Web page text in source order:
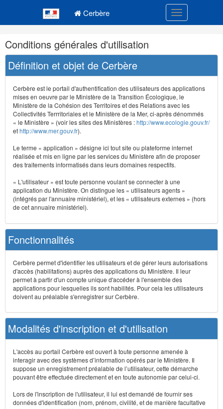
Cerbère Toggle
Navigation
et
outils
annexes
Conditions générales d'utilisation
Définition et objet de Cerbère
Cerbère est le portail d'authentification des utilisateurs des applications
mises en oeuvre par le Ministère de la Transition Écologique, le
Ministère de la Cohésion des Territoires et des Relations avec les
Collectivités Terrritoriales et le Ministère de la Mer, ci-après dénommés
« le Ministère » (voir les sites des Ministères :http://www.ecologie.gouv.fr/
ethttp://www.mer.gouv.fr).
Le terme « application » désigne ici tout site ou plateforme internet
réalisée et mis en ligne par les services du Ministère afin de proposer
des traitements informatisés dans leurs domaines respectifs.
« L'utilisateur » est toute personne voulant se connecter à une
application du Ministère. On distingue les « utilisateurs agents »
(intégrés par l'annuaire ministériel), et les « utilisateurs externes » (hors
de cet annuaire ministériel).
Fonctionnalités
Cerbère permet d'identifier les utilisateurs et de gérer leurs autorisations
d'accès (habilitations) auprès des applications du Ministère. Il leur
permet à partir d'un compte unique d'accéder à l'ensemble des
applications pour lesquelles ils sont habilités. Pour cela les utilisateurs
doivent au préalable s'enregistrer sur Cerbère.
Modalités d'inscription et d'utilisation
L'accès au portail Cerbère est ouvert à toute personne amenée à
interagir avec des systèmes d’information opérés par le Ministère. Il
suppose un enregistrement préalable de l’utilisateur, cette démarche
pouvant être effectuée directement et en toute autonomie par celui-ci.
Lors de l'inscription de l'utilisateur, il lui est demandé de fournir ses
données d'identification (nom, prénom, civilité, et de manière facultative